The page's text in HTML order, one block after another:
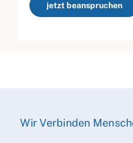
jetzt beanspruchen
Wir Verbinden